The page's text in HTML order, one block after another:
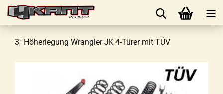
3'' Höherlegung Wrangler JK 4-Türer mit TÜV